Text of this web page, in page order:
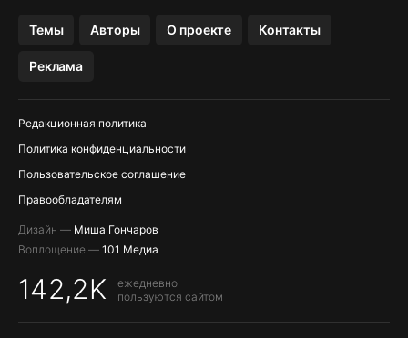
Темы Авторы О проекте Контакты
Реклама
Редакционная политика
Политика конфиденциальности
Пользовательское соглашение
Правообладателям
Дизайн — Миша Гончаров
Воплощение — 101 Медиа
142,2K
ежедневно
пользуются сайтом